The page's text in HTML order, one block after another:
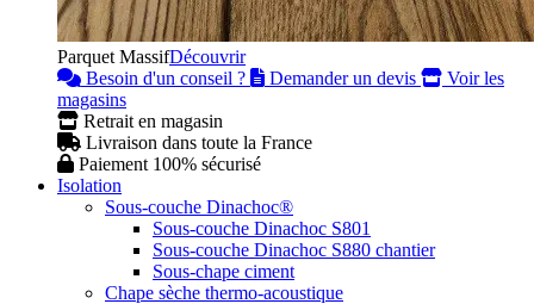
Parquet MassifDécouvrir
Besoin d'un conseil ?
Demander un devis
Voir les
magasins
Retrait en magasin
Livraison dans toute la France
Paiement 100% sécurisé
Isolation
Sous-couche Dinachoc®
Sous-couche Dinachoc S801
Sous-couche Dinachoc S880 chantier
Sous-chape ciment
Chape sèche thermo-acoustique